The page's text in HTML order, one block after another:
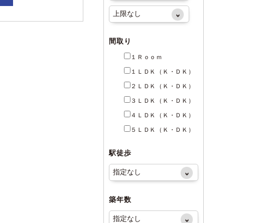
間取り
１Ｒｏｏｍ
１ＬＤＫ（Ｋ・ＤＫ）
２ＬＤＫ（Ｋ・ＤＫ）
３ＬＤＫ（Ｋ・ＤＫ）
４ＬＤＫ（Ｋ・ＤＫ）
５ＬＤＫ（Ｋ・ＤＫ）
駅徒歩
築年数